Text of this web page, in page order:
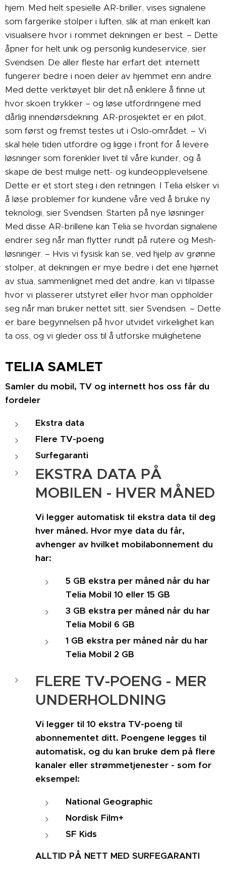
hjem. Med helt spesielle AR-briller, vises signalene
som fargerike stolper i luften, slik at man enkelt kan
visualisere hvor i rommet dekningen er best. – Dette
åpner for helt unik og personlig kundeservice, sier
Svendsen. De aller fleste har erfart det: internett
fungerer bedre i noen deler av hjemmet enn andre.
Med dette verktøyet blir det nå enklere å finne ut
hvor skoen trykker – og løse utfordringene med
dårlig innendørsdekning. AR-prosjektet er en pilot,
som først og fremst testes ut i Oslo-området. – Vi
skal hele tiden utfordre og ligge i front for å levere
løsninger som forenkler livet til våre kunder, og å
skape de best mulige nett- og kundeopplevelsene.
Dette er et stort steg i den retningen. I Telia elsker vi
å løse problemer for kundene våre ved å bruke ny
teknologi, sier Svendsen. Starten på nye løsninger
Med disse AR-brillene kan Telia se hvordan signalene
endrer seg når man flytter rundt på rutere og Mesh-
løsninger. – Hvis vi fysisk kan se, ved hjelp av grønne
stolper, at dekningen er mye bedre i det ene hjørnet
av stua, sammenlignet med det andre, kan vi tilpasse
hvor vi plasserer utstyret eller hvor man oppholder
seg når man bruker nettet sitt, sier Svendsen. – Dette
er bare begynnelsen på hvor utvidet virkelighet kan
ta oss, og vi gleder oss til å utforske mulighetene
TELIA SAMLET
Samler du mobil, TV og internett hos oss får du
fordeler
Ekstra data
Flere TV-poeng
Surfegaranti
EKSTRA DATA PÅ
MOBILEN - HVER MÅNED
Vi legger automatisk til ekstra data til deg
hver måned. Hvor mye data du får,
avhenger av hvilket mobilabonnement du
har:
5 GB ekstra per måned når du har
Telia Mobil 10 eller 15 GB
3 GB ekstra per måned når du har
Telia Mobil 6 GB
1 GB ekstra per måned når du har
Telia Mobil 2 GB
FLERE TV-POENG - MER
UNDERHOLDNING
Vi legger til 10 ekstra TV-poeng til
abonnementet ditt. Poengene legges til
automatisk, og du kan bruke dem på flere
kanaler eller strømmetjenester - som for
eksempel:
National Geographic
Nordisk Film+
SF Kids
ALLTID PÅ NETT MED SURFEGARANTI